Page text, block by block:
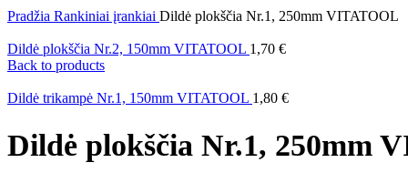
Pradžia Rankiniai įrankiai Dildė plokščia Nr.1, 250mm VITATOOL
Dildė plokščia Nr.2, 150mm VITATOOL 1,70 €
Back to products
Dildė trikampė Nr.1, 150mm VITATOOL 1,80 €
Dildė plokščia Nr.1, 250mm